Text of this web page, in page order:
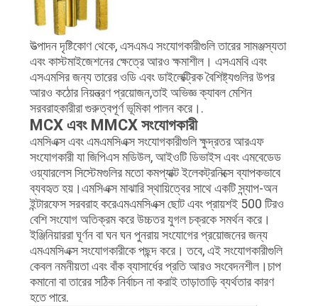
উত্পাদন দৃষ্টিকোণ থেকে, এসএমএ সংযোগকারীগুলি তারের সামঞ্জস্যতা
এবং কাস্টমাইজেশনের ক্ষেত্রে আরও ক্ষমাশীল। এসএমবি এবং
এসএমসির জন্য তারের ওডি এবং ডাইলেক্ট্রিক বৈশিষ্ট্যগুলির উপর
আরও কঠোর নিয়ন্ত্রণ প্রয়োজন,তাই অভিজ্ঞ ক্যাবল মেশিন
সরবরাহকারীরা গুরুত্বপূর্ণ ভূমিকা পালন করে।.
MCX এবং MMCX সংযোগকারী
এমসিএক্স এবং এমএমসিএক্স সংযোগকারীগুলি ক্ষুদ্রতর আরএফ
সংযোগকারী যা জিপিএস মডিউল, আইওটি ডিভাইস এবং এমবেডেড
ওয়্যারলেস সিস্টেমগুলির মতো কমপ্যাক্ট ইলেকট্রনিক্সে ব্যাপকভাবে
ব্যবহৃত হয়।এমসিএক্স মাঝারি স্থায়িত্বের সাথে একটি স্ন্যাপ-অন
ইন্টারফেস সরবরাহ করেএমএমসিএক্স ছোট এবং প্রায়শই 500 টিরও
বেশি সংযোগ অতিক্রম করে উচ্চতর যুগল চক্রকে সমর্থন করে।
ইঞ্জিনিয়াররা ঘূর্ণন বা ঘন ঘন পুনরায় সংযোগের প্রয়োজনের জন্য
এমএমসিএক্স সংযোগকারীকে পছন্দ করে। তবে, এই সংযোগকারীগুলি
কেবল নমনীয়তা এবং বাঁক ব্যাসার্ধের প্রতি আরও সংবেদনশীল।চাপ
কমানো বা তারের সঠিক নির্বাচন না করাই তাড়াতাড়ি ব্যর্থতার কারণ
হতে পারে.